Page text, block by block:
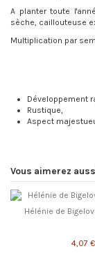
A planter toute
sèche, caillouteuse
Multiplication par
Développement
Rustique,
Aspect
Vous aimerez
Hélénie de
4,07 €